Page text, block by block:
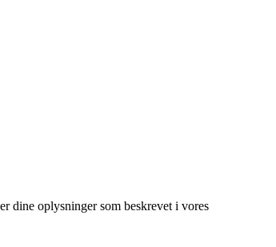
dine oplysninger som beskrevet i vores